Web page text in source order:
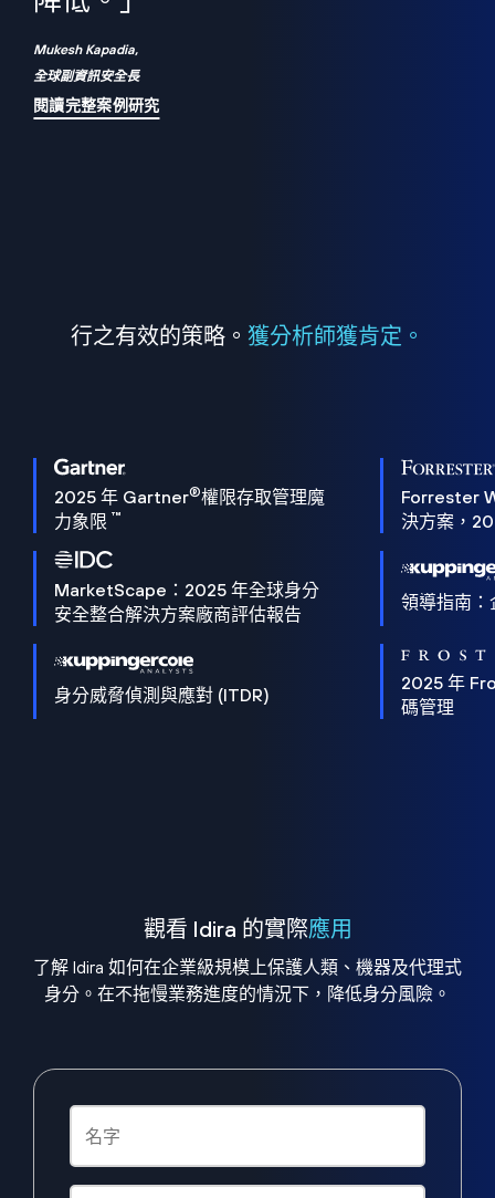
Mukesh Kapadia,
全球副資訊安全長
閱讀完整案例研究
行之有效的策略。 獲分析師獲肯定。
2025 年 Gartner®權限存取管理魔
力象限 ™
Forrester
決方案，
MarketScape：2025 年全球身分
安全整合解決方案廠商評估報告
領導指南
身分威脅偵測與應對 (ITDR)
2025 年
碼管理
觀看 Idira 的實際應用
了解 Idira 如何在企業級規模上保護人類、機器及代理式
身分。在不拖慢業務進度的情況下，降低身分風險。